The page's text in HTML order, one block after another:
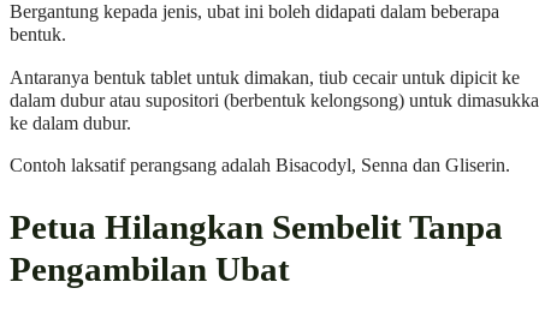
Bergantung kepada jenis, ubat ini boleh didapati dalam beberapa
bentuk.
Antaranya bentuk tablet untuk dimakan, tiub cecair untuk dipicit ke
dalam dubur atau supositori (berbentuk kelongsong) untuk
ke dalam dubur.
Contoh laksatif perangsang adalah Bisacodyl, Senna dan Gliserin.
Petua Hilangkan Sembelit Tanpa
Pengambilan Ubat